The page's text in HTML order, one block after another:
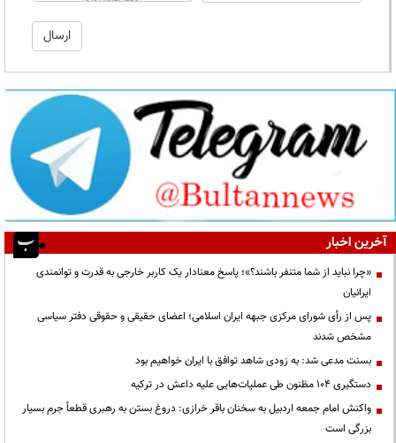
آخرین اخبار
«چرا نباید از شما متنفر باشند؟»؛ پاسخ معنادار یک کاربر خارجی به قدرت و توانمندی
ایرانیان
پس از رأی شورای مرکزی جبهه ایران اسلامی؛ اعضای حقیقی و حقوقی دفتر سیاسی
مشخص شدند
بسنت مدعی شد: به زودی شاهد توافق با ایران خواهیم بود
دستگیری ۱۰۴ مظنون طی عملیات‌هایی علیه داعش در ترکیه
واکنش امام جمعه اردبیل به سخنان باقر خرازی: دروغ بستن به رهبری قطعاً جرم بسیار
بزرگی است